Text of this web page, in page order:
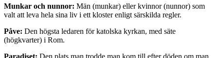
Munkar och nunnor: Män (munkar) eller kvinnor (nunnor) som
valt att leva hela sina liv i ett kloster enligt särskilda regler.
Påve: Den högsta ledaren för katolska kyrkan, med säte
(högkvarter) i Rom.